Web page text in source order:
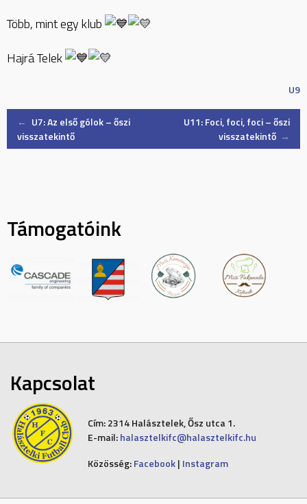
Több, mint egy klub
Hajrá Telek
U9
Post
← U7: Az első gólok – őszi
visszatekintő
U11: Foci, foci, foci – őszi
visszatekintő →
Támogatóink
Kapcsolat
Cím:2314 Halásztelek, Ősz utca 1.
E-mail: halasztelkifc@halasztelkifc.hu
Közösség: Facebook| Instagram